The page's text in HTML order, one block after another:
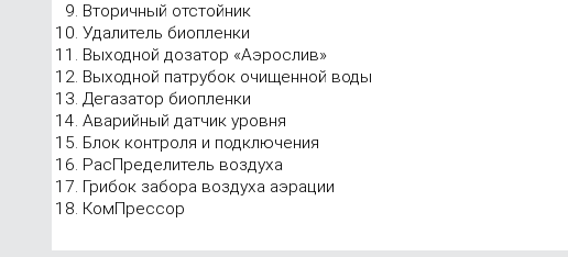
Вторичный отстойник
Удалитель биопленки
Выходной дозатор «Аэрослив»
Выходной патрубок очищенной воды
Дегазатор биопленки
Аварийный датчик уровня
Блок контроля и подключения
РасПределитель воздуха
Грибок забора воздуха аэрации
КомПрессор